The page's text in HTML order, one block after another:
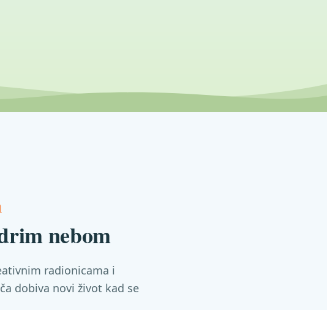
nebom
radionicama i
dobiva novi život kad se